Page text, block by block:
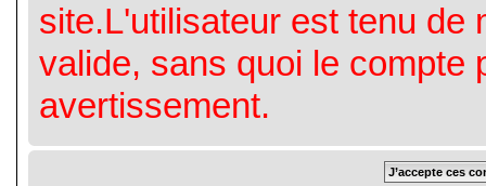
site.L'utilisateur est tenu de
valide, sans quoi le compte
avertissement.